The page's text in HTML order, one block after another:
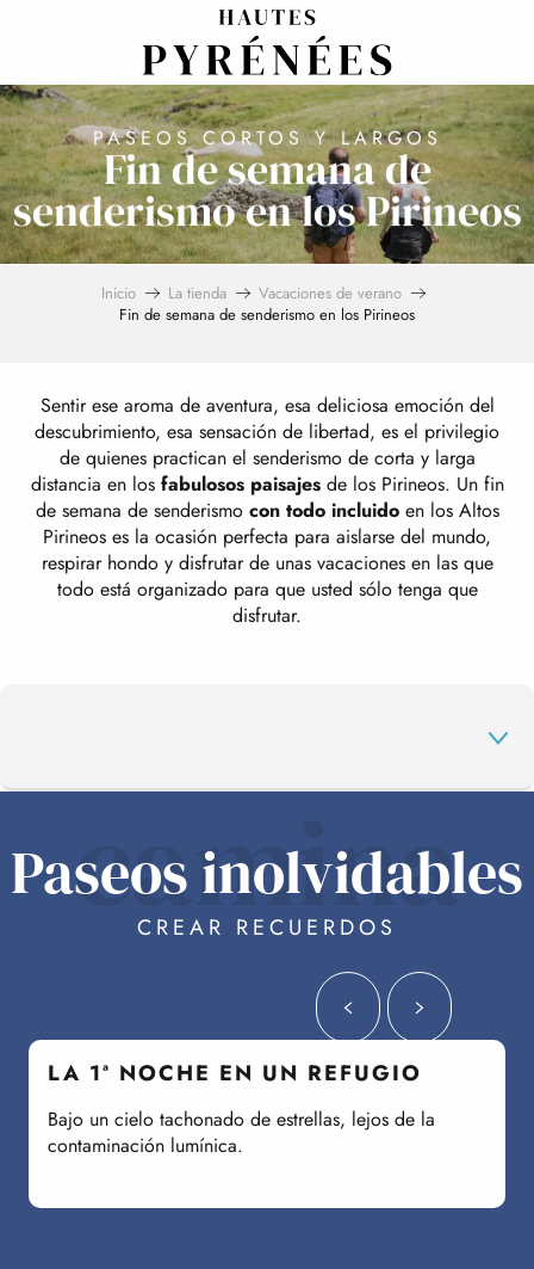
principal
PASEOS CORTOS Y LARGOS
Fin de semana de
senderismo en los Pirineos
Inicio La tienda
Vacaciones de verano
Fin de semana de senderismo en los Pirineos
Sentir ese aroma de aventura, esa deliciosa emoción del
descubrimiento, esa sensación de libertad, es el privilegio
de quienes practican el senderismo de corta y larga
distancia en los fabulosos paisajesde los Pirineos. Un fin
de semana de senderismo con todo incluidoen los Altos
Pirineos es la ocasión perfecta para aislarse del mundo,
respirar hondo y disfrutar de unas vacaciones en las que
todo está organizado para que usted sólo tenga que
disfrutar.
A LA MODA DE LOS PIRINEOS
DE VACACIONES
5 LUGARES PARA HACER SENDERISMO
GRANDES PASEOS
camina
Paseos inolvidables
CREAR RECUERDOS
LA 1ª NOCHE EN UN REFUGIO
Bajo un cielo tachonado de estrellas, lejos de la
contaminación lumínica.